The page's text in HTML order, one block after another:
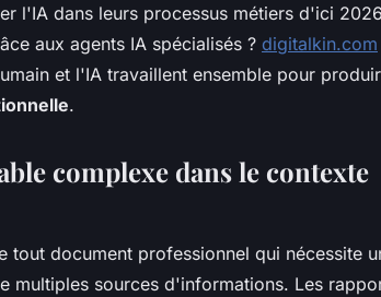
l'IA dans leurs processus métiers d'ici
aux agents IA spécialisés ? digitalkin.com
et l'IA travaillent ensemble pour
.
complexe dans le contexte
tout document professionnel qui nécessite
multiples sources d'informations. Les